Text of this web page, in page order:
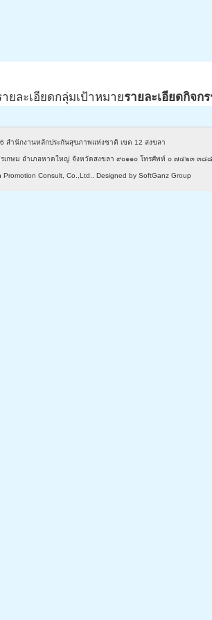
ายละเอียดกลุ่มเป้าหมายรายละเอียดกิจก
สำนักงานหลักประกันสุขภาพแห่งชาติ เขต 12 สงขลา
เกษม อำเภอหาดใหญ่ จังหวัดสงขลา ๙๐๑๑๐ โทรศัพท์ ๐ ๗๔๒๓ ๓
Promotion Consult, Co.,Ltd. . Designed by SoftGanz Group